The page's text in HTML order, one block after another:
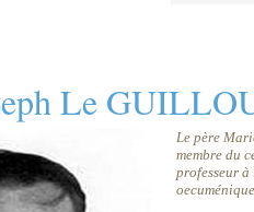
Le
Le père
membre du
professeur